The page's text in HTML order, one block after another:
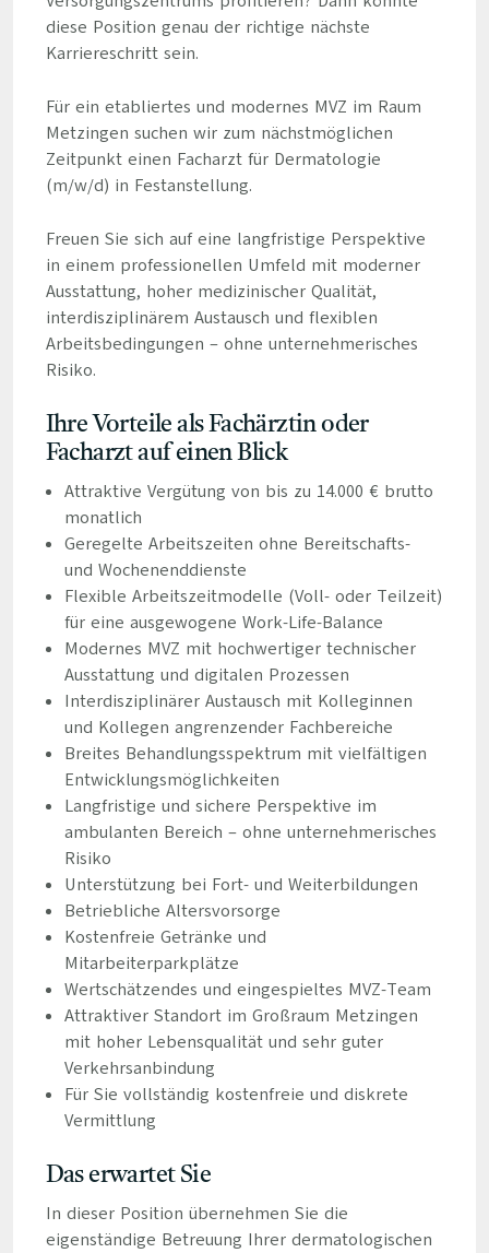
diese Position genau der richtige nächste
Karriereschritt sein.
Für ein etabliertes und modernes MVZ im Raum
Metzingen suchen wir zum nächstmöglichen
Zeitpunkt einen Facharzt für Dermatologie
(m/w/d) in Festanstellung.
Freuen Sie sich auf eine langfristige Perspektive
in einem professionellen Umfeld mit moderner
Ausstattung, hoher medizinischer Qualität,
interdisziplinärem Austausch und flexiblen
Arbeitsbedingungen – ohne unternehmerisches
Risiko.
Ihre Vorteile als Fachärztin oder
Facharzt auf einen Blick
Attraktive Vergütung von bis zu 14.000 € brutto
monatlich
Geregelte Arbeitszeiten ohne Bereitschafts-
und Wochenenddienste
Flexible Arbeitszeitmodelle (Voll- oder Teilzeit)
für eine ausgewogene Work-Life-Balance
Modernes MVZ mit hochwertiger technischer
Ausstattung und digitalen Prozessen
Interdisziplinärer Austausch mit Kolleginnen
und Kollegen angrenzender Fachbereiche
Breites Behandlungsspektrum mit vielfältigen
Entwicklungsmöglichkeiten
Langfristige und sichere Perspektive im
ambulanten Bereich – ohne unternehmerisches
Risiko
Unterstützung bei Fort- und Weiterbildungen
Betriebliche Altersvorsorge
Kostenfreie Getränke und
Mitarbeiterparkplätze
Wertschätzendes und eingespieltes MVZ-Team
Attraktiver Standort im Großraum Metzingen
mit hoher Lebensqualität und sehr guter
Verkehrsanbindung
Für Sie vollständig kostenfreie und diskrete
Vermittlung
Das erwartet Sie
In dieser Position übernehmen Sie die
eigenständige Betreuung Ihrer dermatologischen